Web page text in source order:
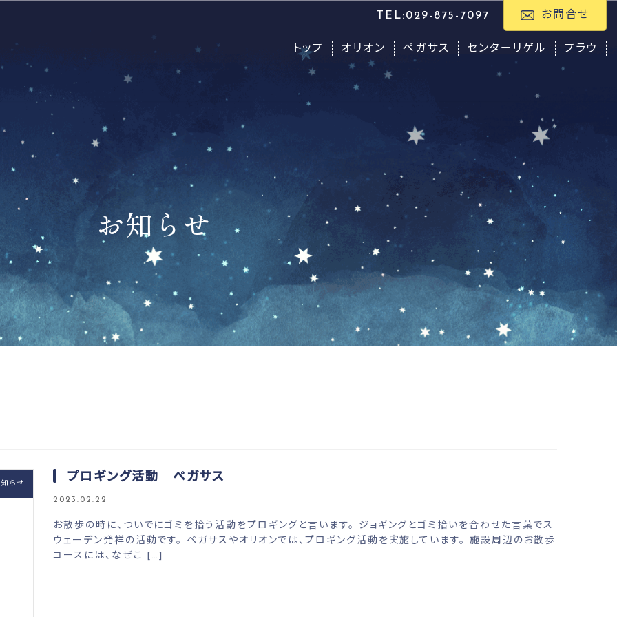
TEL:029-875-7097 お問合せ
トップ オリオン ペガサス センターリゲル プラウ
お知らせ
らせ プロギング活動 ペガサス
2023.02.22
お散歩の時に、ついでにゴミを拾う活動をプロギングと言います。 ジョギングとゴミ拾いを合わせた言葉でス
ウェーデン発祥の活動です。 ペガサスやオリオンでは、プロギング活動を実施しています。 施設周辺のお散歩
コースには、なぜこ […]